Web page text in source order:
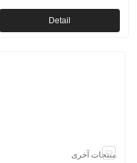
Detail
منتجات آخرى